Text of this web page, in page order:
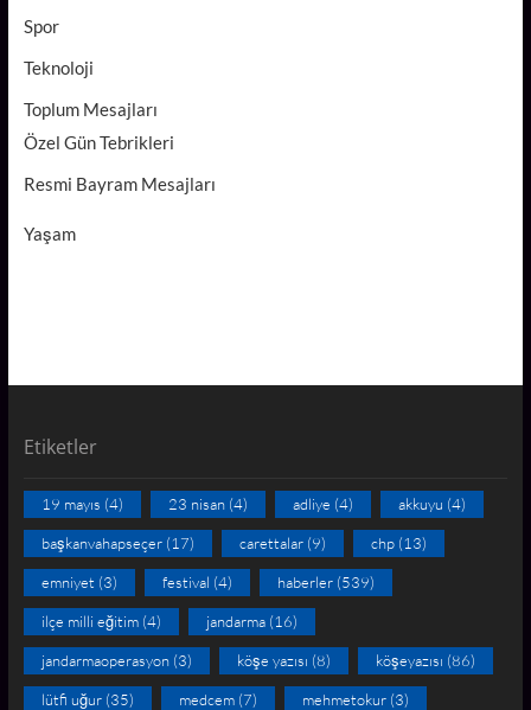
Spor
Teknoloji
Toplum Mesajları
Özel Gün Tebrikleri
Resmi Bayram Mesajları
Yaşam
Etiketler
19 mayıs (4) 23 nisan(4) adliye (4) akkuyu (4)
başkanvahapseçer(17) carettalar(9) chp(13)
emniyet(3) festival (4) haberler(539)
ilçe milli eğitim(4) jandarma(16)
jandarmaoperasyon(3) köşe yazısı (8) köşeyazısı (86)
lütfi uğur(35) medcem(7) mehmetokur(3)